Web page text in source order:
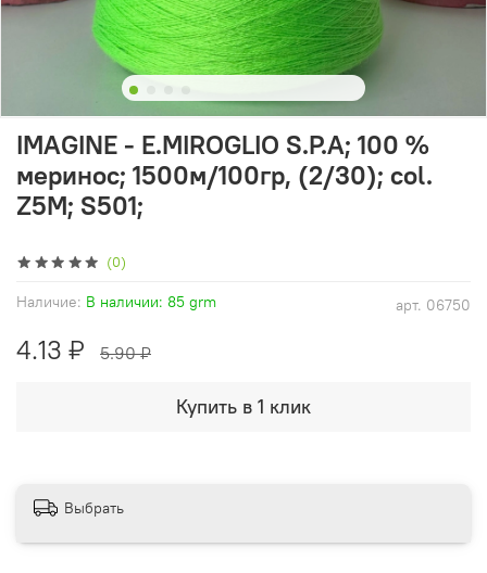
(0)
арт. 06750
Наличие: В наличии: 85 grm
IMAGINE - E.MIROGLIO S.P.A; 100 %
меринос; 1500м/100гр, (2/30); col.
Z5M; S501;
4.13 ₽ 5.90 ₽
Купить в 1 клик
Выбрать